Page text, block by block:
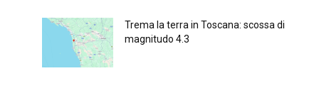
Trema la terra in Toscana: scossa di
magnitudo 4.3